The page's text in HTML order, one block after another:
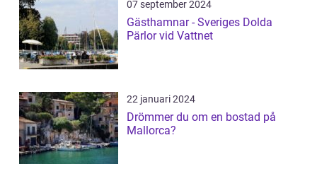
07 september 2024
Gästhamnar - Sveriges Dolda
Pärlor vid Vattnet
22 januari 2024
Drömmer du om en bostad på
Mallorca?